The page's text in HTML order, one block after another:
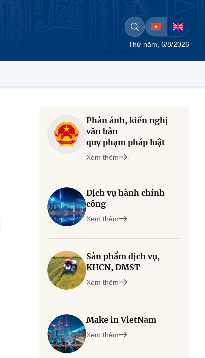
Thứ năm, 6/8/2026
Phản ánh, kiến nghị
văn bản
quy phạm pháp luật
Xem thêm
Dịch vụ hành chính
công
Xem thêm
Sản phẩm dịch vụ,
KHCN, ĐMST
Xem thêm
Make in VietNam
Xem thêm